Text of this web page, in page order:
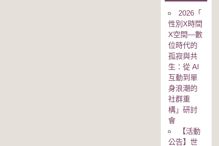
2026「
性別Χ時間
Χ空間—數
位時代的
孤寂與共
生：從 AI
互動到單
身浪潮的
社群重
構」研討
會
【活動
公告】世